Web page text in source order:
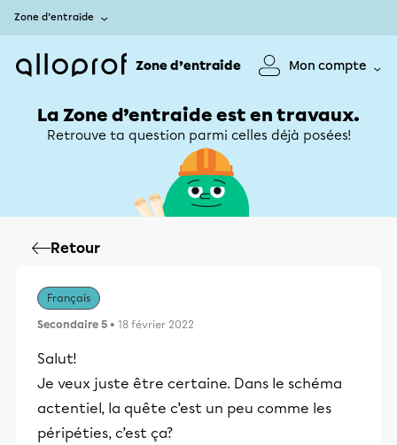
Zone d’entraide
Zone d’entraide Mon compte
La Zone d’entraide est en travaux.
Retrouve ta question parmi celles déjà posées!
Retour
Français
Secondaire 5 • 18 février 2022
Salut!
Je veux juste être certaine. Dans le schéma
actentiel, la quête c’est un peu comme les
péripéties, c’est ça?